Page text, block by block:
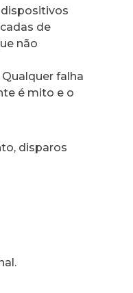
de
não
falha
é mito e o
disparos